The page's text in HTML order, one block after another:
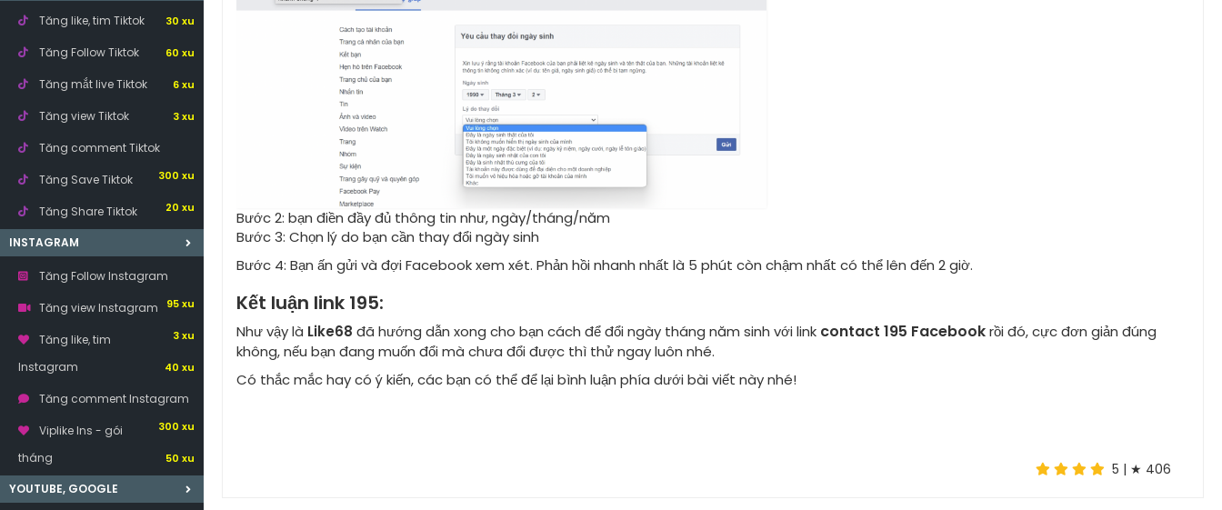
Tăng like, tim Tiktok 30 xu
Tăng Follow Tiktok 60 xu
Tăng mắt live Tiktok 6 xu
Tăng view Tiktok 3 xu
Tăng comment Tiktok
300 xu
Tăng Save Tiktok
20 xu
Tăng Share Tiktok
30 xu
INSTAGRAM
Tăng Follow Instagram
95 xu
Tăng view Instagram
3 xu
Tăng like, tim
Instagram
40 xu
Tăng comment Instagram
300 xu
Viplike Ins - gói
tháng
50 xu
YOUTUBE, GOOGLE
Bước 2: bạn điền đầy đủ thông tin như, ngày/tháng/năm
Bước 3: Chọn lý do bạn cần thay đổi ngày sinh
Bước 4: Bạn ấn gửi và đợi Facebook xem xét. Phản hồi nhanh nhất là 5 phút còn chậm nhất có thể lên đến 2 giờ.
Kết luận link 195:
Như vậy là Like68 đã hướng dẫn xong cho bạn cách để đổi ngày tháng năm sinh với link contact 195 Facebookrồi đó, cực đơn giản đúng
không, nếu bạn đang muốn đổi mà chưa đổi được thì thử ngay luôn nhé.
Có thắc mắc hay có ý kiến, các bạn có thể để lại bình luận phía dưới bài viết này nhé!
5 | ★ 406